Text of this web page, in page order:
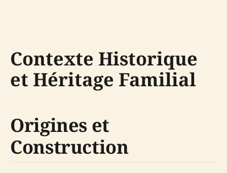
Contexte Historique
et Héritage Familial
Origines et
Construction